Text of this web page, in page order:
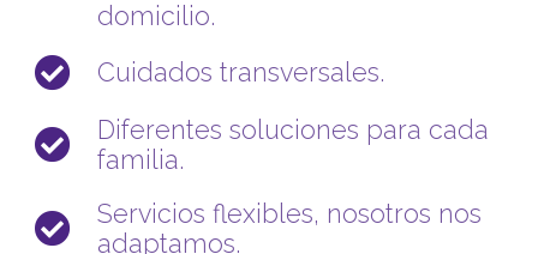
domicilio.
Cuidados transversales.
Diferentes soluciones para cada
familia.
Servicios flexibles, nosotros nos
adaptamos.